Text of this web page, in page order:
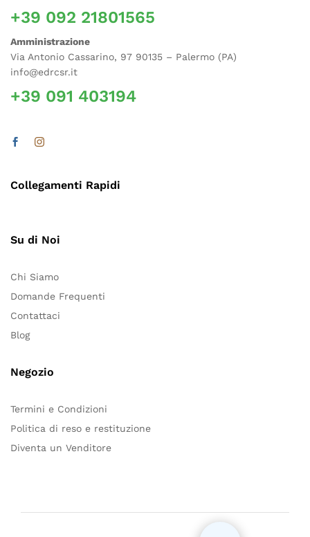
+39 092 21801565
Amministrazione
Via Antonio Cassarino, 97 90135 – Palermo (PA)
info@edrcsr.it
+39 091 403194
Collegamenti Rapidi
Su di Noi
Chi Siamo
Domande Frequenti
Contattaci
Blog
Negozio
Termini e Condizioni
Politica di reso e restituzione
Diventa un Venditore